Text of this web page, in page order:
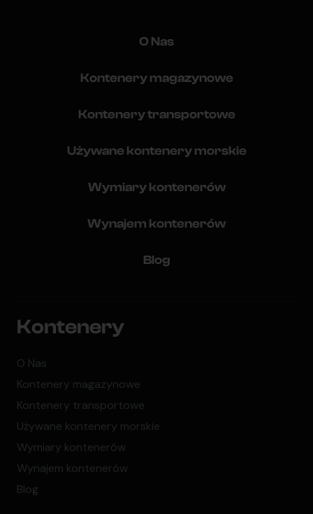
O Nas
Kontenery magazynowe
Kontenery transportowe
Używane kontenery morskie
Wymiary kontenerów
Wynajem kontenerów
Blog
Kontenery
O Nas
Kontenery magazynowe
Kontenery transportowe
Używane kontenery morskie
Wymiary kontenerów
Wynajem kontenerów
Blog